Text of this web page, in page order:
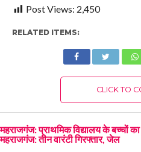
Post Views: 2,450
RELATED ITEMS:
CLICK TO
महराजगंज: प्राथमिक विद्यालय के बच्चों
महराजगंज: तीन वारंटी गिरफ्तार, जेल